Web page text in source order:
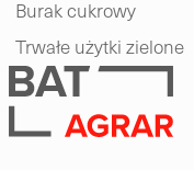
Burak cukrowy
Trwałe użytki zielone